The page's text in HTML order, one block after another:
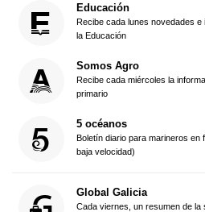
Educación
Recibe cada lunes novedades
la Educación
Somos Agro
Recibe cada miércoles la
primario
5 océanos
Boletín diario para marineros
baja velocidad)
Global Galicia
Cada viernes, un resumen de la